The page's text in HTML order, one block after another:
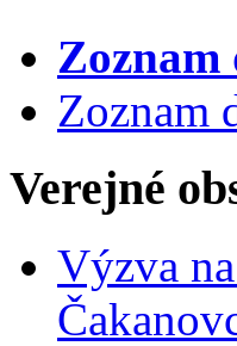
Zoznam
Zoznam
Verejné
Výzva